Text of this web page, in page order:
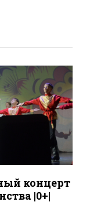
концерт
|0+|